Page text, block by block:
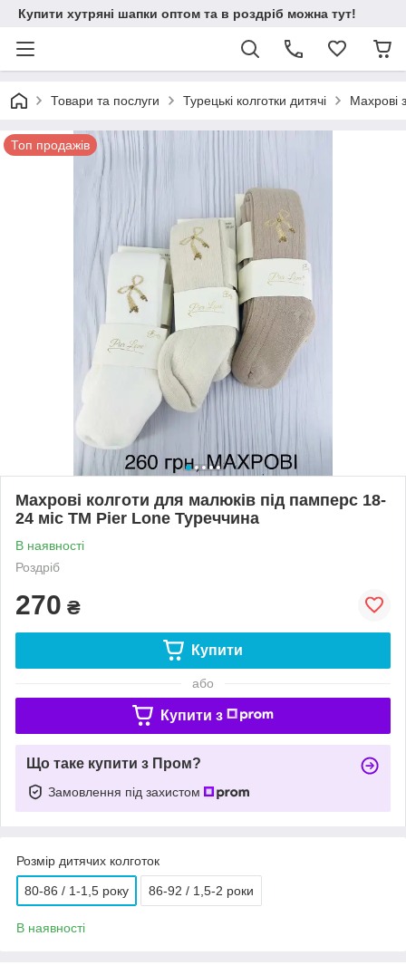
Купити хутряні шапки оптом та в роздріб можна тут!
Товари та послуги Турецькі колготки дитячі Махрові
Топ продажів
Махрові колготи для малюків під памперс 18-
24 міс ТМ Pier Lone Туреччина
В наявності
Роздріб
270 ₴
Купити
або
Купити з
Що таке купити з Пром?
Замовлення під захистом
Розмір дитячих колготок
80-86 / 1-1,5 року 86-92 / 1,5-2 роки
В наявності